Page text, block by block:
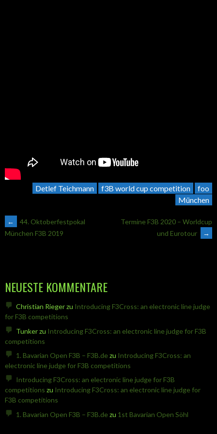
Detlef Teichmann f3B world cup competition
foo
München
ARTIKEL-
←
44. Oktoberfestpokal
München F3B 2019
Termine F3B 2020 – Worldcup
und Eurotour
→
NEUESTE KOMMENTARE
Christian Riegerzu Introducing F3Cross: an electronic line judge
for F3B competitions
Tunkerzu Introducing F3Cross: an electronic line judge for F3B
competitions
1. Bavarian Open F3B – F3B.de zu Introducing F3Cross: an
electronic line judge for F3B competitions
Introducing F3Cross: an electronic line judge for F3B
competitions zu Introducing F3Cross: an electronic line judge for
F3B competitions
1. Bavarian Open F3B – F3B.de zu 1st Bavarian Open Söhl